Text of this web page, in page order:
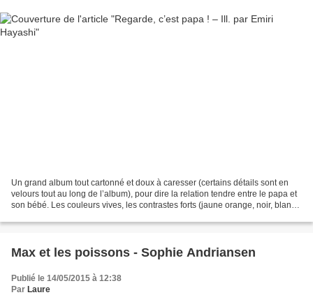
Un grand album tout cartonné et doux à caresser (certains détails sont en
velours tout au long de l’album), pour dire la relation tendre entre le papa et
son bébé. Les couleurs vives, les contrastes forts (jaune orange, noir, blanc
Max et les poissons - Sophie Andriansen
Publié le 14/05/2015 à 12:38
Par Laure